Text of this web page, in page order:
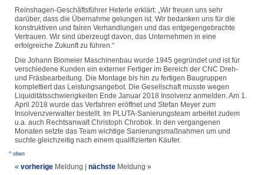
Reinshagen-Geschäftsführer Heterle erklärt: „Wir freuen uns sehr
darüber, dass die Übernahme gelungen ist. Wir bedanken uns für die
konstruktiven und fairen Verhandlungen und das entgegengebrachte
Vertrauen. Wir sind überzeugt davon, das Unternehmen in eine
erfolgreiche Zukunft zu führen.“
Die Johann Blomeier Maschinenbau wurde 1945 gegründet und ist für
verschiedene Kunden ein externer Fertiger im Bereich der CNC Dreh-
und Fräsbearbeitung. Die Montage bis hin zu fertigen Baugruppen
komplettiert das Leistungsangebot. Die Gesellschaft musste wegen
Liquiditätsschwierigkeiten Ende Januar 2018 Insolvenz anmelden. Am 1.
April 2018 wurde das Verfahren eröffnet und Stefan Meyer zum
Insolvenzverwalter bestellt. Im PLUTA-Sanierungsteam arbeitet zudem
u.a. auch Rechtsanwalt Christoph Chrobok. In den vergangenen
Monaten setzte das Team wichtige Sanierungsmaßnahmen um und
suchte gleichzeitig nach einem qualifizierten Käufer.
^ oben
« vorherige Meldung nächste Meldung »